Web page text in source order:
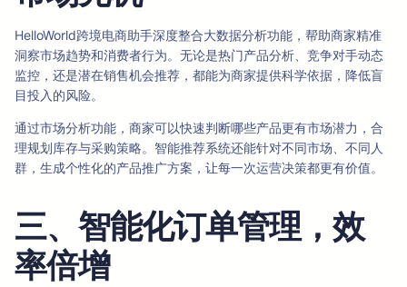
HelloWorld跨境电商助手深度整合大数据分析功能，帮助商家精准
洞察市场趋势和消费者行为。无论是热门产品分析、竞争对手动态
监控，还是潜在销售机会推荐，都能为商家提供科学依据，降低盲
目投入的风险。
通过市场分析功能，商家可以快速判断哪些产品更有市场潜力，合
理规划库存与采购策略。智能推荐系统还能针对不同市场、不同人
群，生成个性化的产品推广方案，让每一次运营决策都更有价值。
三、智能化订单管理，效
率倍增